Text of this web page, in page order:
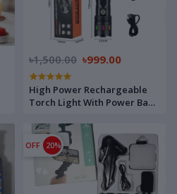
৳1,500.00 ৳999.00
High Power Rechargeable
Torch Light With Power Bank
OFF 20%